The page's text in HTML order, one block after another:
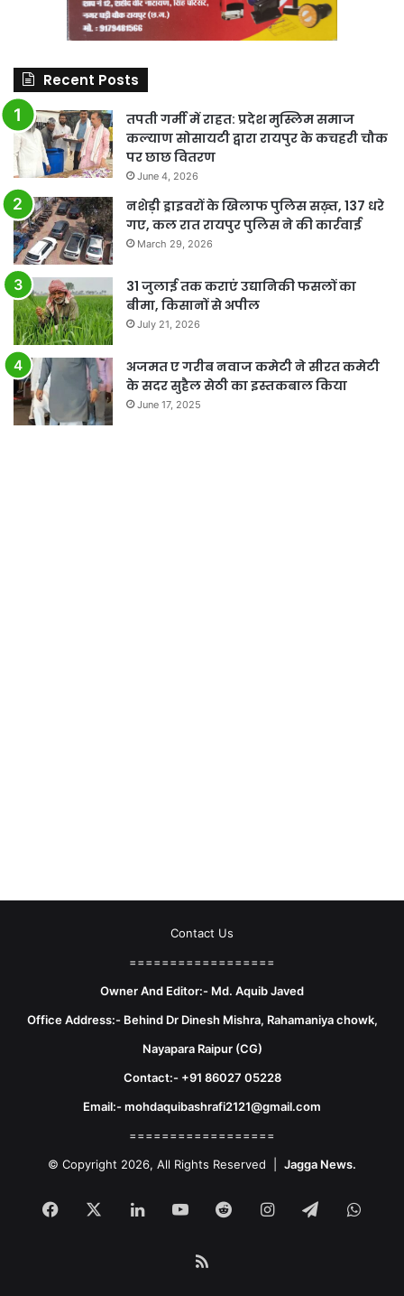
Recent Posts
तपती गर्मी में राहत: प्रदेश मुस्लिम समाज
कल्याण सोसायटी द्वारा रायपुर के कचहरी चौक
पर छाछ वितरण
June 4, 2026
नशेड़ी ड्राइवरों के खिलाफ पुलिस सख़्त, 137 धरे
गए, कल रात रायपुर पुलिस ने की कार्रवाई
March 29, 2026
31 जुलाई तक कराएं उद्यानिकी फसलों का
बीमा, किसानों से अपील
July 21, 2026
अजमत ए गरीब नवाज कमेटी ने सीरत कमेटी
के सदर सुहैल सेठी का इस्तकबाल किया
June 17, 2025
Contact Us
==================
Owner And Editor:- Md. Aquib Javed
Office Address:- Behind Dr Dinesh Mishra, Rahamaniya chowk,
Nayapara Raipur (CG)
Contact:- +91 86027 05228
Email:- mohdaquibashrafi2121@gmail.com
==================
© Copyright 2026, All Rights Reserved | Jagga News.
Facebook LinkedInYouTubeRedditInstagram
Telegram
RSS